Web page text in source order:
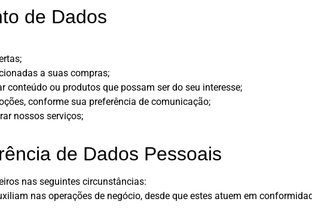
de Dados
a suas compras;
conteúdo ou produtos que possam ser do seu interesse;
conforme sua preferência de comunicação;
nossos serviços;
de Dados Pessoais
nas seguintes circunstâncias:
nas operações de negócio, desde que estes atuem em